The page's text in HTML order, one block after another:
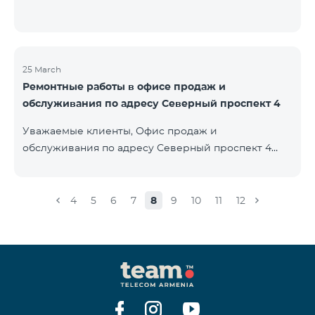
25 March
Ремонтные работы в офисе продаж и
обслуживания по адресу Северный проспект 4
Уважаемые клиенты, Офис продаж и
обслуживания по адресу Северный проспект 4
извинения за причиненные неудобства. По
Воскр. 09:00-24:00) 900 м., 12 минут ходьбы Абовяна
21 Пон-Воскр. 09:00-24:00) 700 м. 10 минут ходьбы
Вы можете ознакомиться с адресами и рабочими
графиками всех офисов продаж и обсл
4 5 6 7 8 9 10 11 12